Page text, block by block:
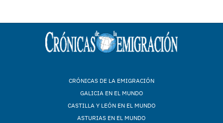
CRÓNICAS DE LA EMIGRACIÓN
GALICIA EN EL MUNDO
CASTILLA Y LEÓN EN EL MUNDO
ASTURIAS EN EL MUNDO